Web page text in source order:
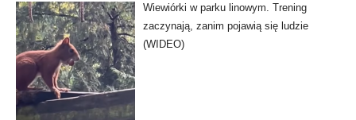
Wiewiórki w parku linowym. Trening
zaczynają, zanim pojawią się ludzie
(WIDEO)